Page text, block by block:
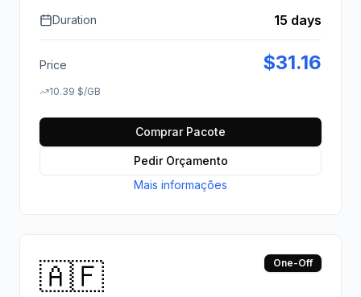
Duration 15 days
Price $31.16
10.39 $/GB
Comprar Pacote
Pedir Orçamento
Mais informações
🇦🇫 One-Off